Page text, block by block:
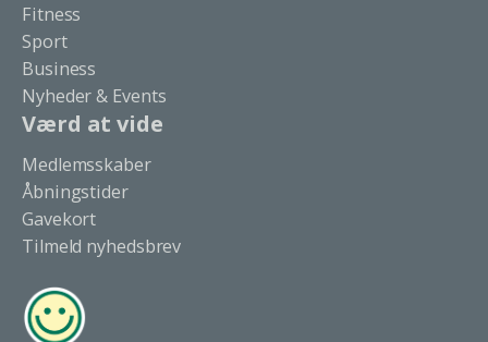
Fitness
Sport
Business
Nyheder & Events
Værd at vide
Medlemsskaber
Åbningstider
Gavekort
Tilmeld nyhedsbrev